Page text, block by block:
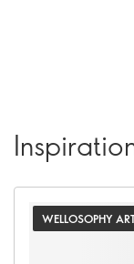
WELLOSOPHY